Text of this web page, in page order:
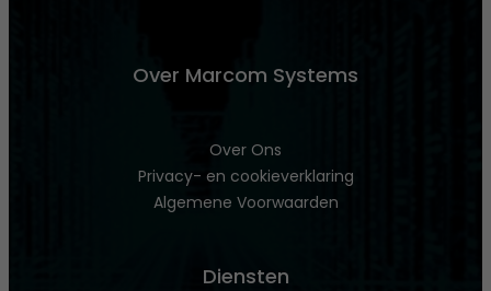
Over Marcom Systems
Over Ons
Privacy- en cookieverklaring
Algemene Voorwaarden
Diensten